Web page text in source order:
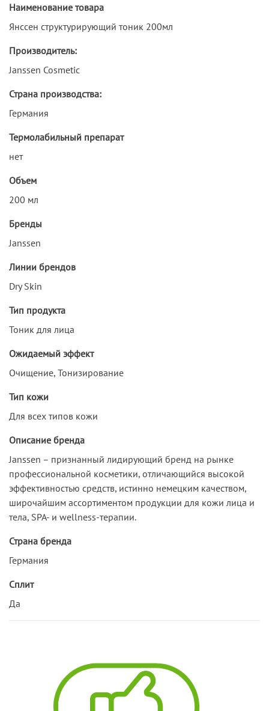
Наименование товара
Янссен структурирующий тоник 200мл
Производитель:
Janssen Cosmetic
Страна производства:
Германия
Термолабильный препарат
нет
Объем
200 мл
Бренды
Janssen
Линии брендов
Dry Skin
Тип продукта
Тоник для лица
Ожидаемый эффект
Очищение, Тонизирование
Тип кожи
Для всех типов кожи
Описание бренда
Janssen – признанный лидирующий бренд на рынке
профессиональной косметики, отличающийся высокой
эффективностью средств, истинно немецким качеством,
широчайшим ассортиментом продукции для кожи лица и
тела, SPA- и wellness-терапии.
Страна бренда
Германия
Сплит
Да